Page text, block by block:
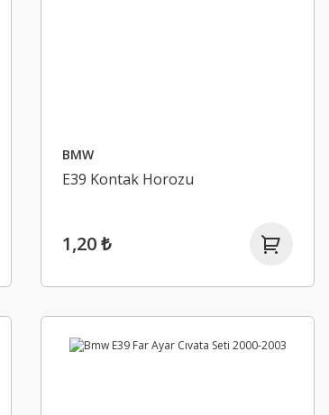
BMW
E39 Kontak Horozu
1,20 ₺